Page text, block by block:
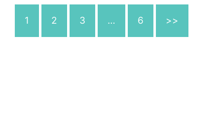
1 2 3 … 6 >>